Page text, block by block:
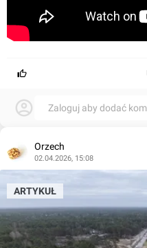
Zaloguj aby dodać
Orzech
02.04.2026, 15:08
ARTYKUŁ